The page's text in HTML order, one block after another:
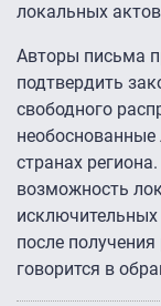
локальных
Авторы письма
подтвердить
свободного
необоснованные
странах
возможность
исключительных
после
говорится в